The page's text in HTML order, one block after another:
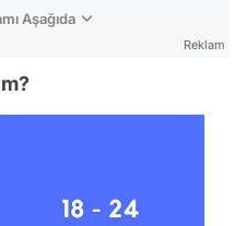
Aşağıda
Reklam